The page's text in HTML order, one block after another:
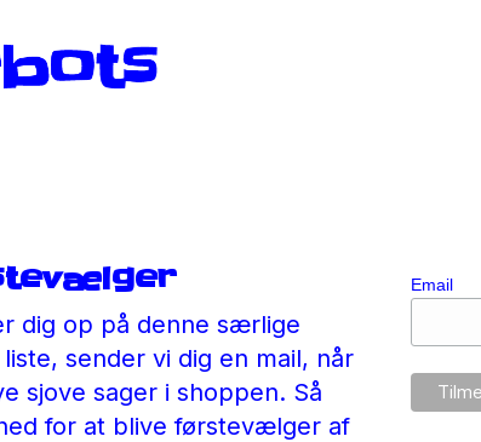
dig op på denne særlige
sender vi dig en mail, når
sjove sager i shoppen. Så
for at blive førstevælger af
Email